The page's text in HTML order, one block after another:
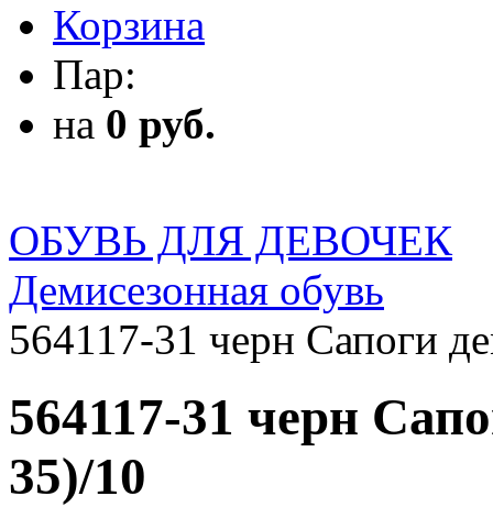
Корзина
Пар:
на 0 руб.
ОБУВЬ ДЛЯ ДЕВОЧЕК
Демисезонная обувь
564117-31 черн Сапоги
564117-31 черн
35)/10